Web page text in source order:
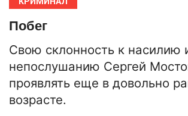
Побег
Свою склонность к насилию
непослушанию Сергей
проявлять еще в довольно
возрасте.